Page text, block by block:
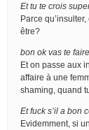
Et tu te crois
Parce
être?
bon ok vas te
Et on passe aux
affaire à une
shaming, quand
Et fuck s’il a bon
Evidemment, si